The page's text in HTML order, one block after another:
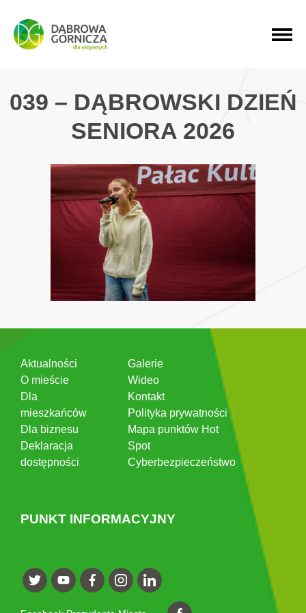
PRZEJDŹ DO MENU GŁÓWNEGO
PRZEJDŹ DO WYSZUKIWARKI
PRZEJDŹ DO TREŚCI
039 – DĄBROWSKI DZIEŃ
SENIORA 2026
Aktualności
O mieście
Dla
mieszkańców
Dla biznesu
Deklaracja
dostępności
Galerie
Wideo
Kontakt
Polityka prywatności
Mapa punktów Hot
Spot
Cyberbezpieczeństwo
PUNKT INFORMACYJNY